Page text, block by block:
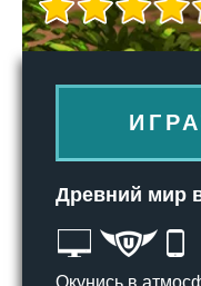
Древний мир
Окунись в